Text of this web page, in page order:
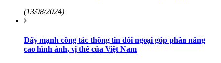
(13/08/2024)
Đẩy mạnh công tác thông tin đối ngoại góp phần nâng
cao hình ảnh, vị thế của Việt Nam